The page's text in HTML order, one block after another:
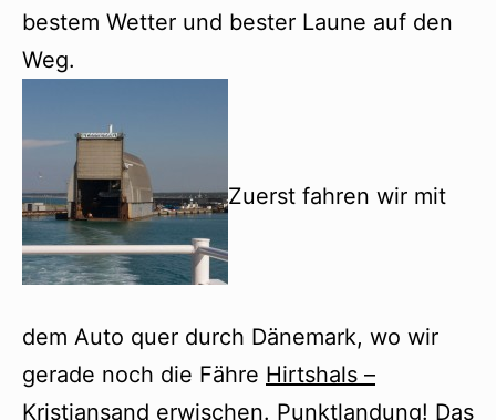
bestem Wetter und bester Laune auf den
Weg.
Zuerst fahren wir mit
dem Auto quer durch Dänemark, wo wir
gerade noch die Fähre Hirtshals –
Kristiansand erwischen. Punktlandung! Das